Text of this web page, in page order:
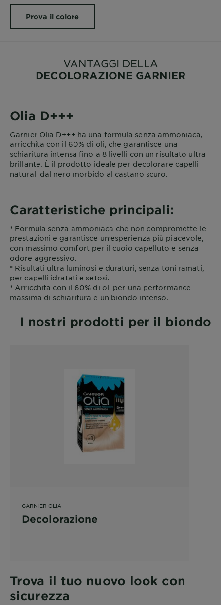
Prova il colore
VANTAGGI DELLA
DECOLORAZIONE GARNIER
Olia D+++
Garnier Olia D+++ ha una formula senza ammoniaca,
arricchita con il 60% di oli, che garantisce una
schiaritura intensa fino a 8 livelli con un risultato ultra
brillante. È il prodotto ideale per decolorare capelli
naturali dal nero morbido al castano scuro.
Caratteristiche principali:
* Formula senza ammoniaca che non compromette le
prestazioni e garantisce un’esperienza più piacevole,
con massimo comfort per il cuoio capelluto e senza
odore aggressivo.
* Risultati ultra luminosi e duraturi, senza toni ramati,
per capelli idratati e setosi.
* Arricchita con il 60% di oli per una performance
massima di schiaritura e un biondo intenso.
I nostri prodotti per il biondo
GARNIER OLIA
Decolorazione
Trova il tuo nuovo look con
sicurezza